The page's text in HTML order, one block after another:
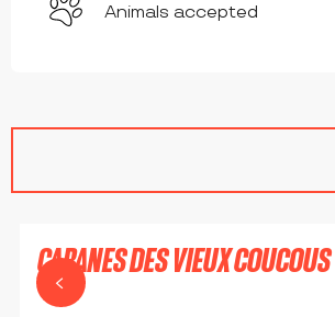
Animals accepted
CABANES DES VIEUX COUCOUS
COTTANCE